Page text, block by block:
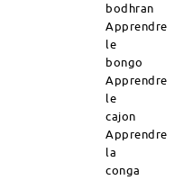
bodhran
Apprendre
le
bongo
Apprendre
le
cajon
Apprendre
la
conga